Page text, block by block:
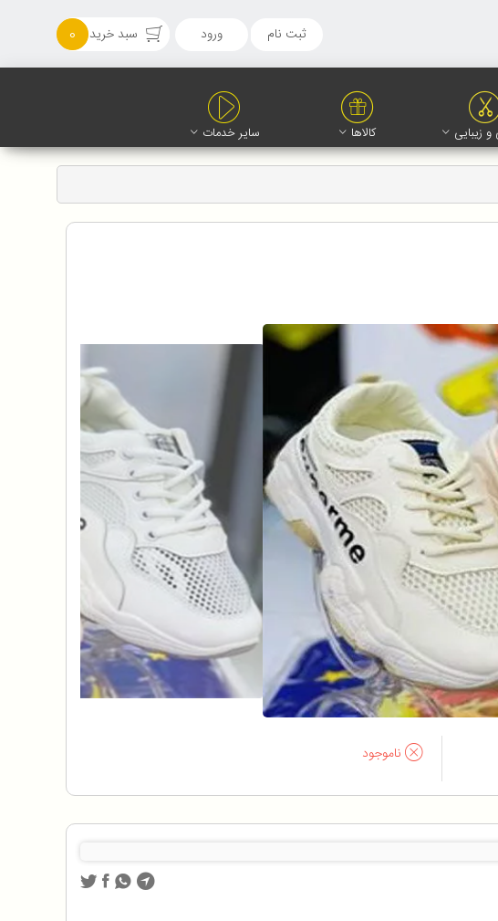
ثبت نام ورود سبد خرید 0
زیبایی کالاها سایر خدمات
ناموجود